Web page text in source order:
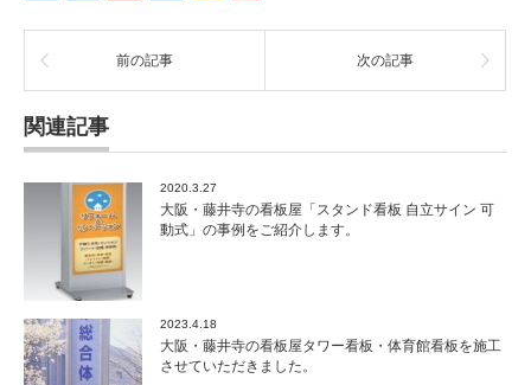
前の記事 次の記事
関連記事
2020.3.27
大阪・藤井寺の看板屋「スタンド看板 自立サイン 可
動式」の事例をご紹介します。
2023.4.18
大阪・藤井寺の看板屋タワー看板・体育館看板を施工
させていただきました。